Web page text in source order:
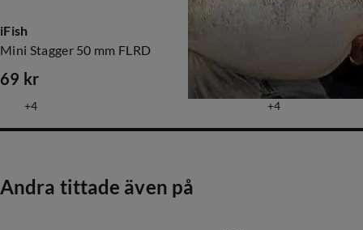
iFish
Mini Stagger 50 mm FLRD
69 kr
4
Mini Stagger 50 mm
price
69 kr
4
Andra tittade även på